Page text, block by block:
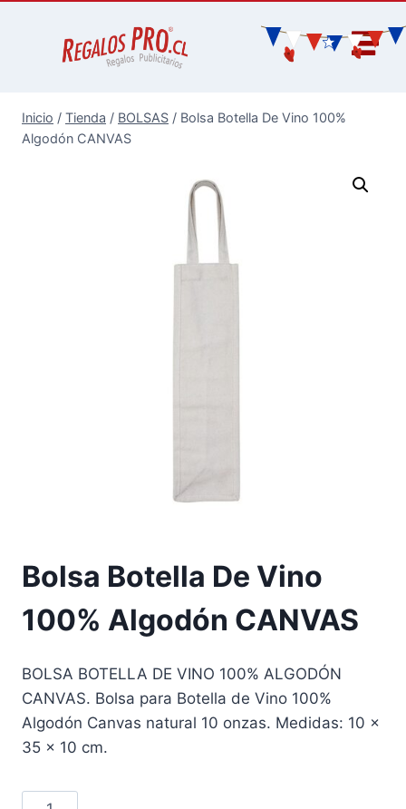
Inicio / Tienda / BOLSAS / Bolsa Botella De Vino 100%
Algodón CANVAS
Bolsa Botella De Vino
100% Algodón CANVAS
BOLSA BOTELLA DE VINO 100% ALGODÓN
CANVAS. Bolsa para Botella de Vino 100%
Algodón Canvas natural 10 onzas. Medidas: 10 x
35 x 10 cm.